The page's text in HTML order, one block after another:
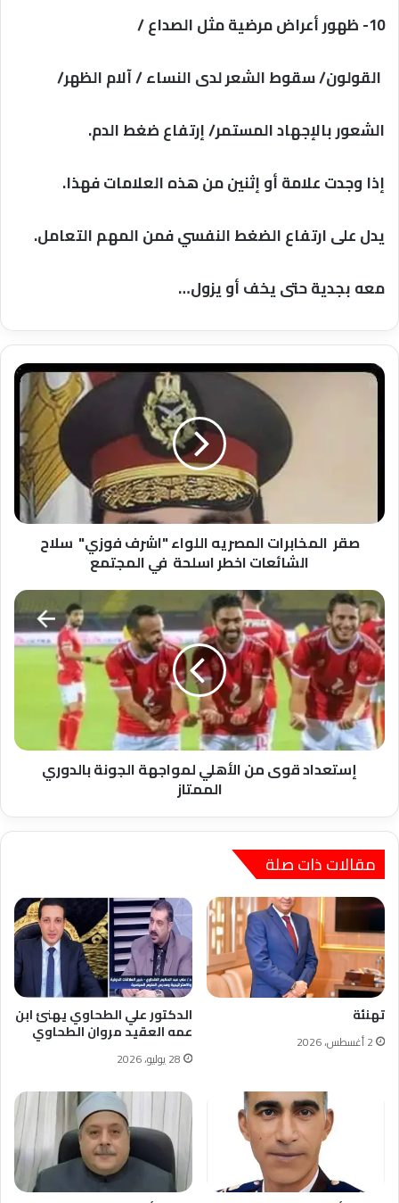
10- ظهور أعراض مرضية مثل الصداع /
القولون/ سقوط الشعر لدى النساء / آلام الظهر/
الشعور بالإجهاد المستمر/ إرتفاع ضغط الدم.
إذا وجدت علامة أو إثنين من هذه العلامات فهذا.
يدل على ارتفاع الضغط النفسي فمن المهم التعامل.
معه بجدية حتى يخف أو يزول…
صقر
اخطر
اسلحةصقر المخابرات المصريه اللواء "اشرف فوزي" سلاح
الشائعات اخطر اسلحة في المجتمع
إستعداد
قوى
من
الأهلي
لمواجهة
الجونة
بالدوري
الممتاز
إستعداد قوى من الأهلي لمواجهة الجونة بالدوري
الممتاز
مقالات ذات صلة
تهنئة
2 أغسطس، 2026
الدكتور علي الطحاوي يهنئ ابن
عمه العقيد مروان الطحاوي
28 يوليو، 2026